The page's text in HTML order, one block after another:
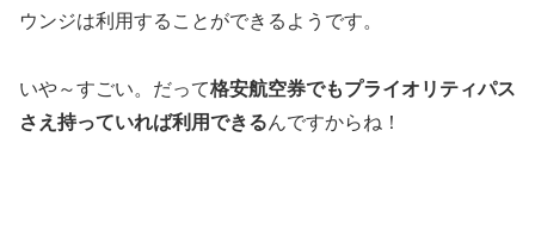
ウンジは利用することができるようです。
いや～すごい。だって格安航空券でもプライオリティパス
さえ持っていれば利用できるんですからね！